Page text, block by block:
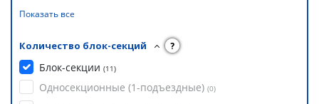
Показать все
Количество блок-секций ?
Блок-секции (11)
Односекционные (1-подъездные) (0)